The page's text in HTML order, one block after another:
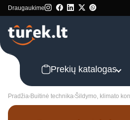
Draugaukime
Prekių katalogas
Pradžia Buitinė technika Šildymo, klimato